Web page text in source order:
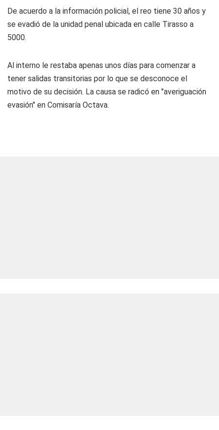
De acuerdo a la información policial, el reo tiene 30 años y
se evadió de la unidad penal ubicada en calle Tirasso a
5000.
Al interno le restaba apenas unos días para comenzar a
tener salidas transitorias por lo que se desconoce el
motivo de su decisión. La causa se radicó en "averiguación
evasión" en Comisaría Octava.